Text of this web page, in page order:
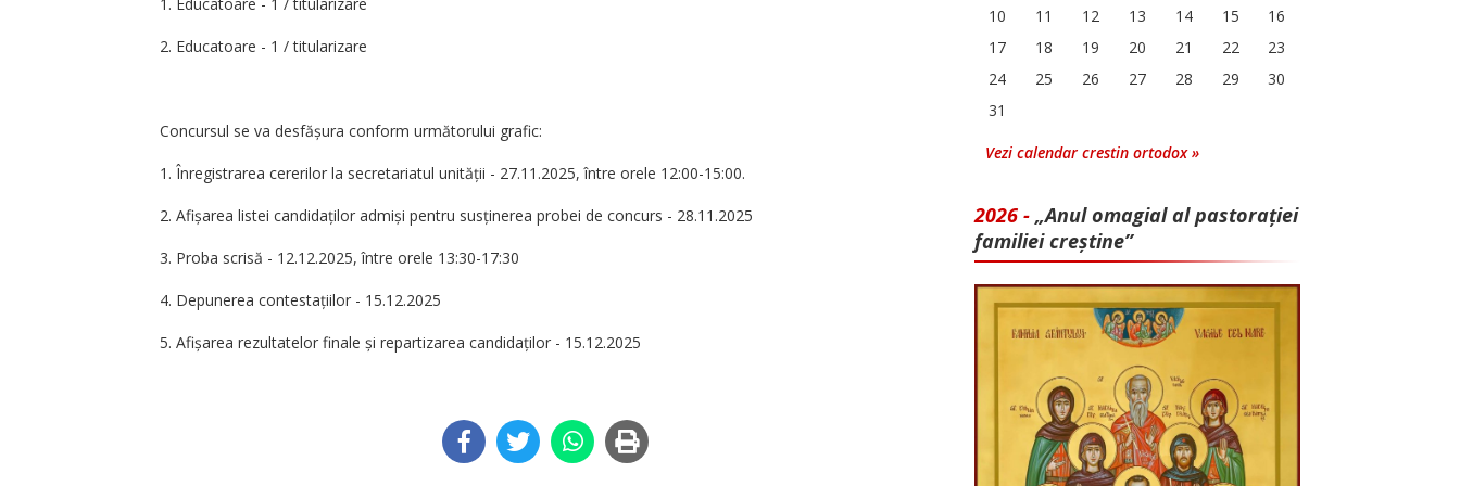
2. Educatoare - 1 / titularizare
Concursul se va desfășura conform următorului grafic:
1. Înregistrarea cererilor la secretariatul unității - 27.11.2025, între orele 12:00-15:00.
2. Afișarea listei candidaților admiși pentru susținerea probei de concurs - 28.11.2025
3. Proba scrisă - 12.12.2025, între orele 13:30-17:30
4. Depunerea contestațiilor - 15.12.2025
5. Afișarea rezultatelor finale și repartizarea candidaților - 15.12.2025
10 11 12 13 14 15
16
17
18 19 20 21 22
23
24
25 26 27 28 29
30
31
Vezi calendar crestin ortodox »
2026 - „Anul omagial al pastorației
familiei creștine”